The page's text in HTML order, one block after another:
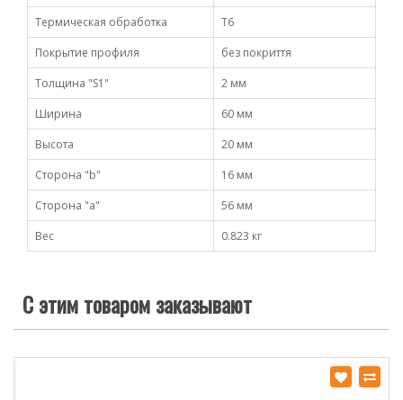
Термическая обработка
Т6
Покрытие профиля
без покриття
Толщина "S1"
2 мм
Ширина
60 мм
Высота
20 мм
Сторона "b"
16 мм
Сторона "а"
56 мм
Вес
0.823 кг
С этим товаром заказывают